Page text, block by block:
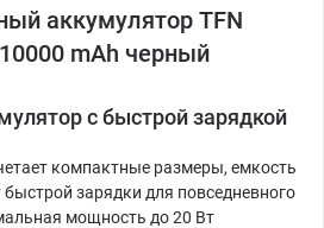
аккумулятор TFN
mAh черный
с быстрой зарядкой
компактные размеры, емкость
зарядки для повседневного
мощность до 20 Вт